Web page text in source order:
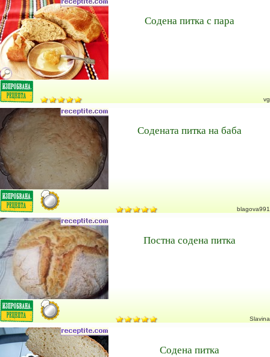
Содена питка с пара
vg
Содената питка на баба
blagova991
Постна содена питка
Slavina
Содена питка